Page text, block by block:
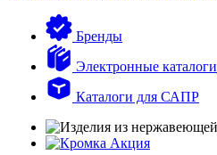
Бренды
Электронные каталоги
Каталоги для САПР